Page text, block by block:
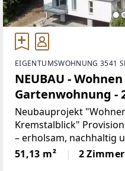
EIGENTUMSWOHNUNG 3541
NEUBAU -
Gartenwohnung -
Neubauprojekt
Kremstalblick"
– erholsam, nachhaltig
Ortsende der
Senftenberg -
51,13 m² 2 Zimmer